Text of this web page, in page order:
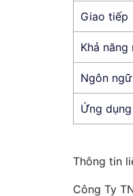
Giao tiếp
Khả năng
Ngôn
Ứng
Thông tin
Công Ty